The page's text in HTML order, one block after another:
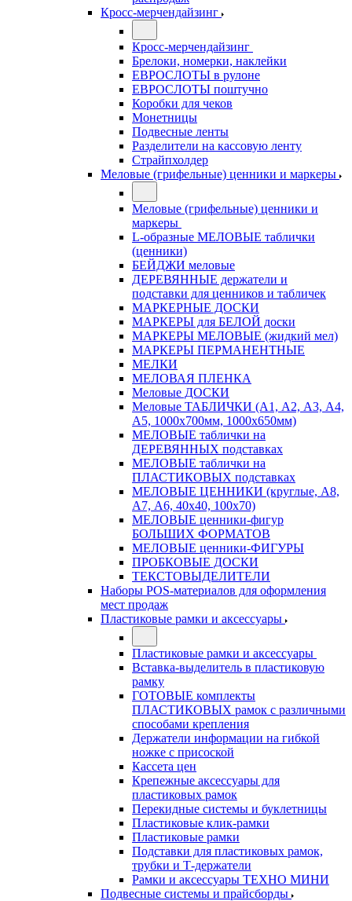
Кросс-мерчендайзинг
Кросс-мерчендайзинг
Брелоки, номерки, наклейки
ЕВРОСЛОТЫ в рулоне
ЕВРОСЛОТЫ поштучно
Коробки для чеков
Монетницы
Подвесные ленты
Разделители на кассовую ленту
Страйпхолдер
Меловые (грифельные) ценники и маркеры
Меловые (грифельные) ценники и
маркеры
L-образные МЕЛОВЫЕ таблички
(ценники)
БЕЙДЖИ меловые
ДЕРЕВЯННЫЕ держатели и
подставки для ценников и табличек
МАРКЕРНЫЕ ДОСКИ
МАРКЕРЫ для БЕЛОЙ доски
МАРКЕРЫ МЕЛОВЫЕ (жидкий мел)
МАРКЕРЫ ПЕРМАНЕНТНЫЕ
МЕЛКИ
МЕЛОВАЯ ПЛЕНКА
Меловые ДОСКИ
Меловые ТАБЛИЧКИ (А1, А2, А3, А4,
А5, 1000х700мм, 1000х650мм)
МЕЛОВЫЕ таблички на
ДЕРЕВЯННЫХ подставках
МЕЛОВЫЕ таблички на
ПЛАСТИКОВЫХ подставках
МЕЛОВЫЕ ЦЕННИКИ (круглые, А8,
А7, А6, 40х40, 100х70)
МЕЛОВЫЕ ценники-фигур
БОЛЬШИХ ФОРМАТОВ
МЕЛОВЫЕ ценники-ФИГУРЫ
ПРОБКОВЫЕ ДОСКИ
ТЕКСТОВЫДЕЛИТЕЛИ
Наборы POS-материалов для оформления
мест продаж
Пластиковые рамки и аксессуары
Пластиковые рамки и аксессуары
Вставка-выделитель в пластиковую
рамку
ГОТОВЫЕ комплекты
ПЛАСТИКОВЫХ рамок с различными
способами крепления
Держатели информации на гибкой
ножке с присоской
Кассета цен
Крепежные аксессуары для
пластиковых рамок
Перекидные системы и буклетницы
Пластиковые клик-рамки
Пластиковые рамки
Подставки для пластиковых рамок,
трубки и Т-держатели
Рамки и аксессуары ТЕХНО МИНИ
Подвесные системы и прайсборды